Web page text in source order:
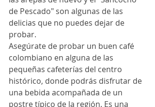
de Pescado" son algunas de las
delicias que no puedes dejar de
probar.
Asegúrate de probar un buen café
colombiano en alguna de las
pequeñas cafeterías del centro
histórico, donde podrás disfrutar de
una bebida acompañada de un
postre típico de la región. Es una